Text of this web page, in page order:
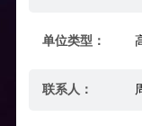
单位类型：
联系人：